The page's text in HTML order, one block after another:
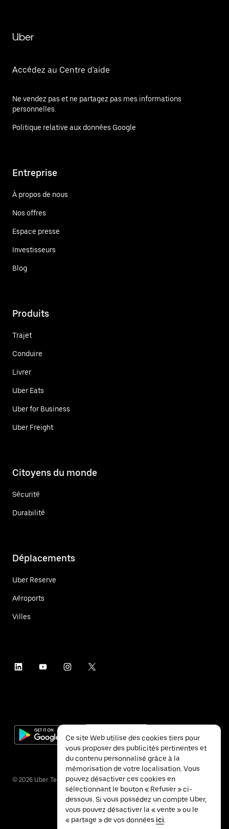
Uber
Accédez au Centre d'aide
Ne vendez pas et ne partagez pas mes informations
personnelles.
Politique relative aux données Google
Entreprise
À propos de nous
Nos offres
Espace presse
Investisseurs
Blog
Produits
Trajet
Conduire
Livrer
Uber Eats
Uber for Business
Uber Freight
Citoyens du monde
Sécurité
Durabilité
Déplacements
Uber Reserve
Aéroports
Villes
© 2026 Uber Technologies Inc.
Ce site Web utilise des cookies tiers pour
vous proposer des publicités pertinentes et
du contenu personnalisé grâce à la
mémorisation de votre localisation. Vous
pouvez désactiver ces cookies en
sélectionnant le bouton « Refuser » ci-
dessous. Si vous possédez un compte Uber,
vous pouvez désactiver la « vente » ou le
« partage » de vos données ici.